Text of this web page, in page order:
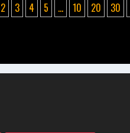
2 3 4 5 ... 10 20 30